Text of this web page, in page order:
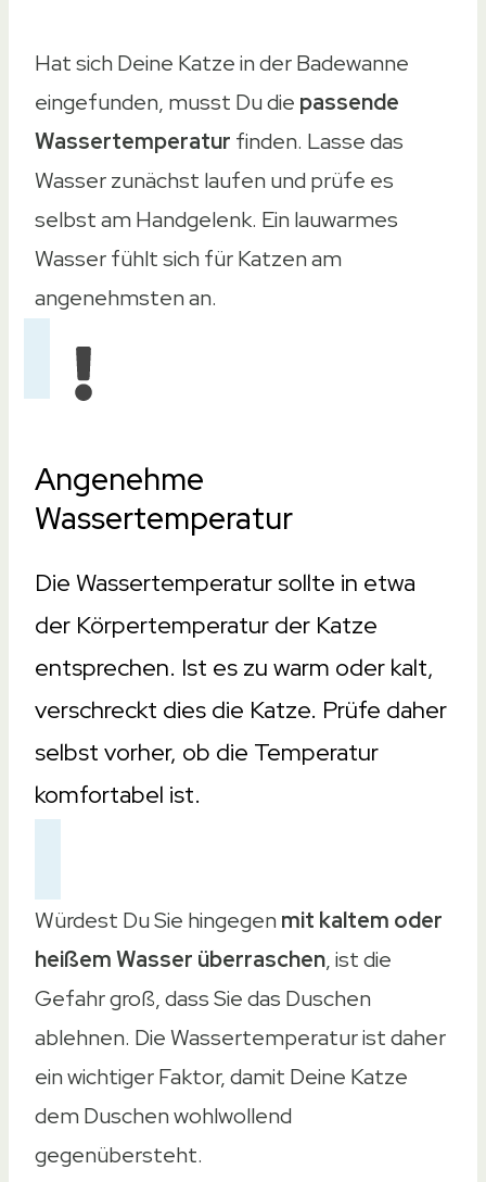
Hat sich Deine Katze in der Badewanne
eingefunden, musst Du die passende
Wassertemperatur finden. Lasse das
Wasser zunächst laufen und prüfe es
selbst am Handgelenk. Ein lauwarmes
Wasser fühlt sich für Katzen am
angenehmsten an.
Angenehme
Wassertemperatur
Die Wassertemperatur sollte in etwa
der Körpertemperatur der Katze
entsprechen. Ist es zu warm oder kalt,
verschreckt dies die Katze. Prüfe daher
selbst vorher, ob die Temperatur
komfortabel ist.
Würdest Du Sie hingegenmit kaltem oder
heißem Wasser überraschen, ist die
Gefahr groß, dass Sie das Duschen
ablehnen. Die Wassertemperatur ist daher
ein wichtiger Faktor, damit Deine Katze
dem Duschen wohlwollend
gegenübersteht.